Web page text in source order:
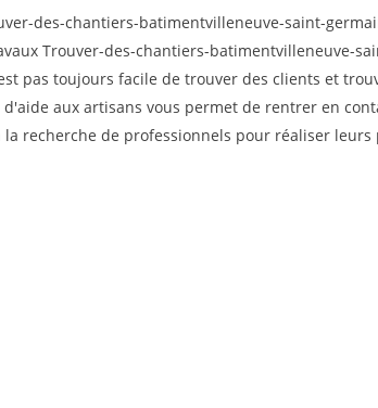
des-chantiers-batimentvilleneuve-saint-
Trouver-des-chantiers-batimentvilleneuve-
pas toujours facile de trouver des clients et
aux artisans vous permet de rentrer en
recherche de professionnels pour réaliser leurs